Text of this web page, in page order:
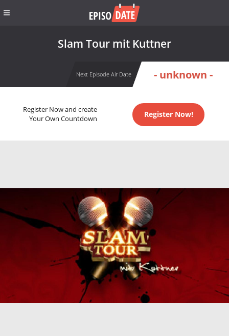
Slam Tour mit Kuttner
Next Episode Air Date - unknown -
Register Now and create
Your Own Countdown
Register Now!